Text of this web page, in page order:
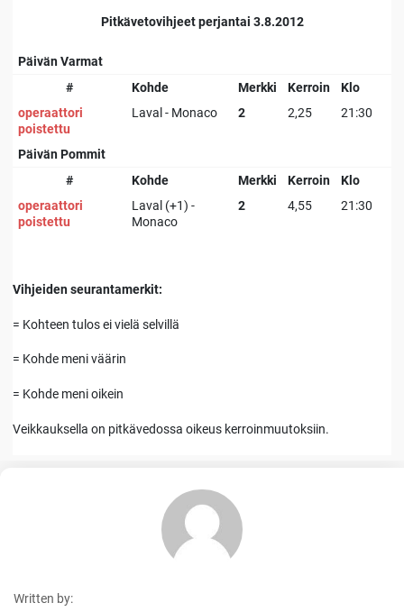
Pitkävetovihjeet perjantai 3.8.2012
Päivän Varmat
#
Kohde Merkki Kerroin
Klo
operaattori
poistettu
Laval - Monaco 2 2,25 21:30
Päivän Pommit
#
Kohde Merkki Kerroin
Klo
operaattori
poistettu
Laval (+1) -
Monaco
2 4,55 21:30
Vihjeiden seurantamerkit:
= Kohteen tulos ei vielä selvillä
= Kohde meni väärin
= Kohde meni oikein
Veikkauksella on pitkävedossa oikeus kerroinmuutoksiin.
Written by: